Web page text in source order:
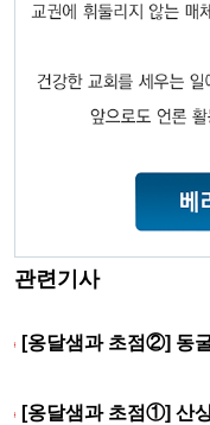
관련기사
[옹달샘과 초점②] 동
[옹달샘과 초점①] 산